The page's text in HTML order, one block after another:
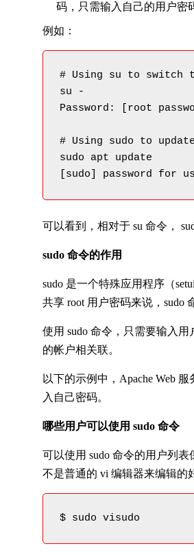
码，只需输入自己的用户密
例如：
# Using su to switch
su -
Password: [root
# Using sudo to
sudo apt update
[sudo] password for
可以看到，相对于 su 命令，
sudo 命令的作用
sudo 是一个特殊应用程序（
共享 root 用户密码来说，sudo
使用 sudo 命令，只需要输入
的帐户相关联。
以下的示例中，Apache Web
入自己密码。
哪些用户可以使用 sudo 命令
可以使用 sudo 命令的用户列表
不是普通的 vi 编辑器来编辑的
$ sudo visudo